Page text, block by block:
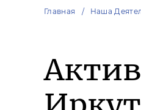
Главная Наша